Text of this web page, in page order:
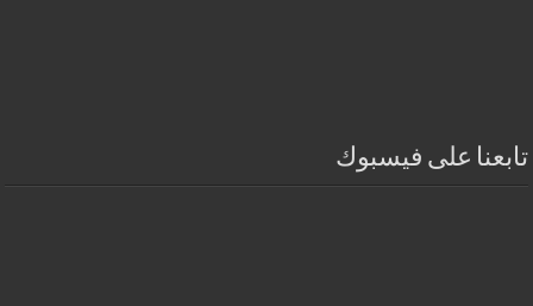
تابعنا على فيسبوك